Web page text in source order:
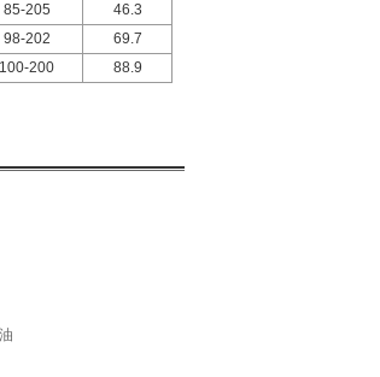
85-205
46.3
98-202
69.7
100-200
88.9